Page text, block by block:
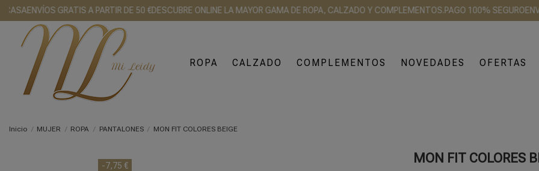
ENVÍOS GRATIS A PARTIR DE 50 €DESCUBRE ONLINE LA MAYOR GAMA DE ROPA, CALZADO Y COMPLEMENTOS.PAGO 100% SEGUROENVÍO
ROPA CALZADO COMPLEMENTOS NOVEDADES OFERTAS
Inicio MUJER ROPA PANTALONES MON FIT COLORES BEIGE
-7,75 € MON FIT COLORES